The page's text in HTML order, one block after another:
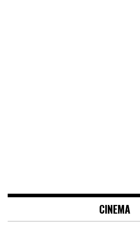
CINEMA